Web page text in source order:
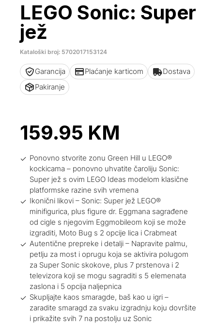
LEGO Sonic: Super
jež
Kataloški broj: 5702017153124
Garancija Plaćanje karticom
Dostava
Pakiranje
159.95 KM
Ponovno stvorite zonu Green Hill u LEGO®
kockicama – ponovno uhvatite čaroliju Sonic:
Super jež s ovim LEGO Ideas modelom klasične
platformske razine svih vremena
Ikonični likovi – Sonic: Super jež LEGO®
minifigurica, plus figure dr. Eggmana sagrađene
od cigle s njegovim Eggmobileom koji se može
izgraditi, Moto Bug s 2 opcije lica i Crabmeat
Autentične prepreke i detalji – Napravite palmu,
petlju za most i oprugu koja se aktivira polugom
za Super Sonic skokove, plus 7 prstenova i 2
televizora koji se mogu sagraditi s 5 elemenata
zaslona i 5 opcija naljepnica
Skupljajte kaos smaragde, baš kao u igri –
zaradite smaragd za svaku izgradnju koju dovršite
i prikažite svih 7 na postolju uz Sonic